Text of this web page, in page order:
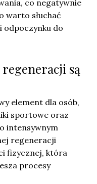
co negatywnie
warto słuchać
odpoczynku do
są
element dla osób,
sportowe oraz
intensywnym
regeneracji
fizycznej, która
procesy